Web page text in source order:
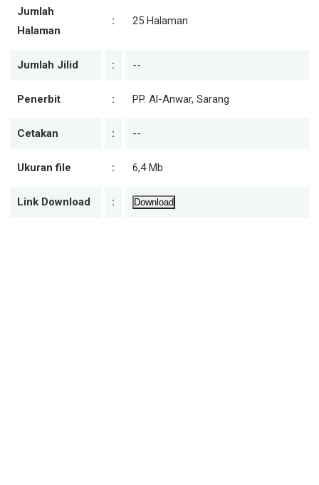
Jumlah
Halaman
: 25 Halaman
Jumlah Jilid : --
Penerbit : PP. Al-Anwar, Sarang
Cetakan : --
Ukuran file : 6,4 Mb
Link Download : Download